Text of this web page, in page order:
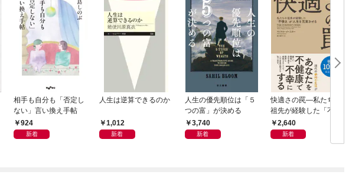
相手も自分も「否定し
ない」言い換え手帖
924
新着
人生は逆算できるのか
1,012
新着
人生の優先順位は「５
つの富」が決める
3,740
新着
快適さの罠―私たちの
祖先が経験した「不快
さ」が人生を充実させ
る
2,640
新着